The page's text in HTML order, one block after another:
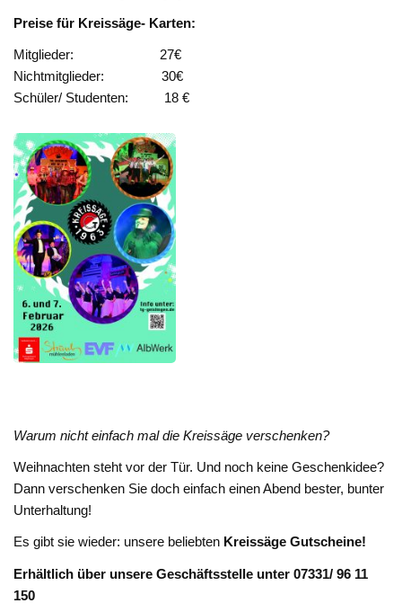
Preise für Kreissäge- Karten:
Mitglieder: 27€
Nichtmitglieder: 30€
Schüler/ Studenten: 18 €
Warum nicht einfach mal die Kreissäge verschenken?
Weihnachten steht vor der Tür. Und noch keine Geschenkidee?
Dann verschenken Sie doch einfach einen Abend bester, bunter
Unterhaltung!
Es gibt sie wieder: unsere beliebten Kreissäge Gutscheine!
Erhältlich über unsere Geschäftsstelle unter 07331/ 96 11
150